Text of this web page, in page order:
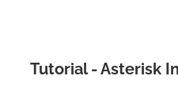
Tutorial - Asterisk